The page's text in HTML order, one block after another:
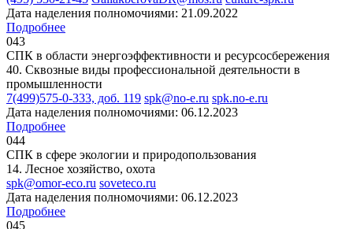
Дата наделения полномочиями: 21.09.2022
Подробнее
043
СПК в области энергоэффективности и ресурсосбережения
40. Сквозные виды профессиональной деятельности в
промышленности
7(499)575-0-333, доб. 119 spk@no-e.ru spk.no-e.ru
Дата наделения полномочиями: 06.12.2023
Подробнее
044
СПК в сфере экологии и природопользования
14. Лесное хозяйство, охота
spk@omor-eco.ru soveteco.ru
Дата наделения полномочиями: 06.12.2023
Подробнее
045